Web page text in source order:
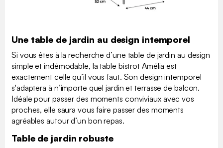
Une table de jardin au design intemporel
Si vous êtes à la recherche d’une table de jardin au design
simple et indémodable, la table bistrot Amélia est
exactement celle qu’il vous faut. Son design intemporel
s'adaptera à n’importe quel jardin et terrasse de balcon.
Idéale pour passer des moments conviviaux avec vos
proches, elle saura vous faire passer des moments
agréables autour d’un bon repas.
Table de jardin robuste